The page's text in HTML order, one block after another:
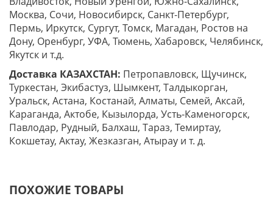
Москва, Сочи, Новосибирск, Санкт-Петербург,
Пермь, Иркутск, Сургут, Томск, Магадан, Ростов на
Дону, Оренбург, УФА, Тюмень, Хабаровск, Челябинск,
Якутск и т.д.
Доставка КАЗАХСТАН: Петропавловск, Щучинск,
Туркестан, Экибастуз, Шымкент, Талдыкорган,
Уральск, Астана, Костанай, Алматы, Семей, Аксай,
Караганда, Актобе, Кызылорда, Усть-Каменогорск,
Павлодар, Рудный, Балхаш, Тараз, Темиртау,
Кокшетау, Актау, Жезказган, Атырау и т. д.
ПОХОЖИЕ ТОВАРЫ